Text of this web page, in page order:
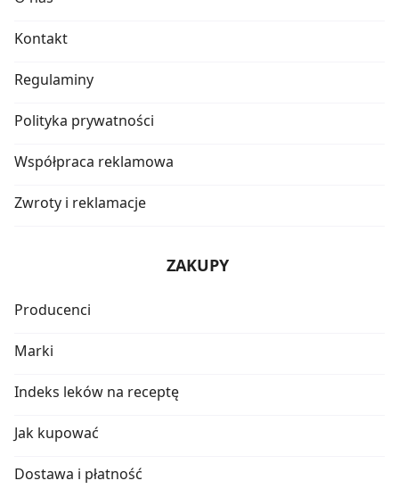
Kontakt
Regulaminy
Polityka prywatności
Współpraca reklamowa
Zwroty i reklamacje
ZAKUPY
Producenci
Marki
Indeks leków na receptę
Jak kupować
Dostawa i płatność